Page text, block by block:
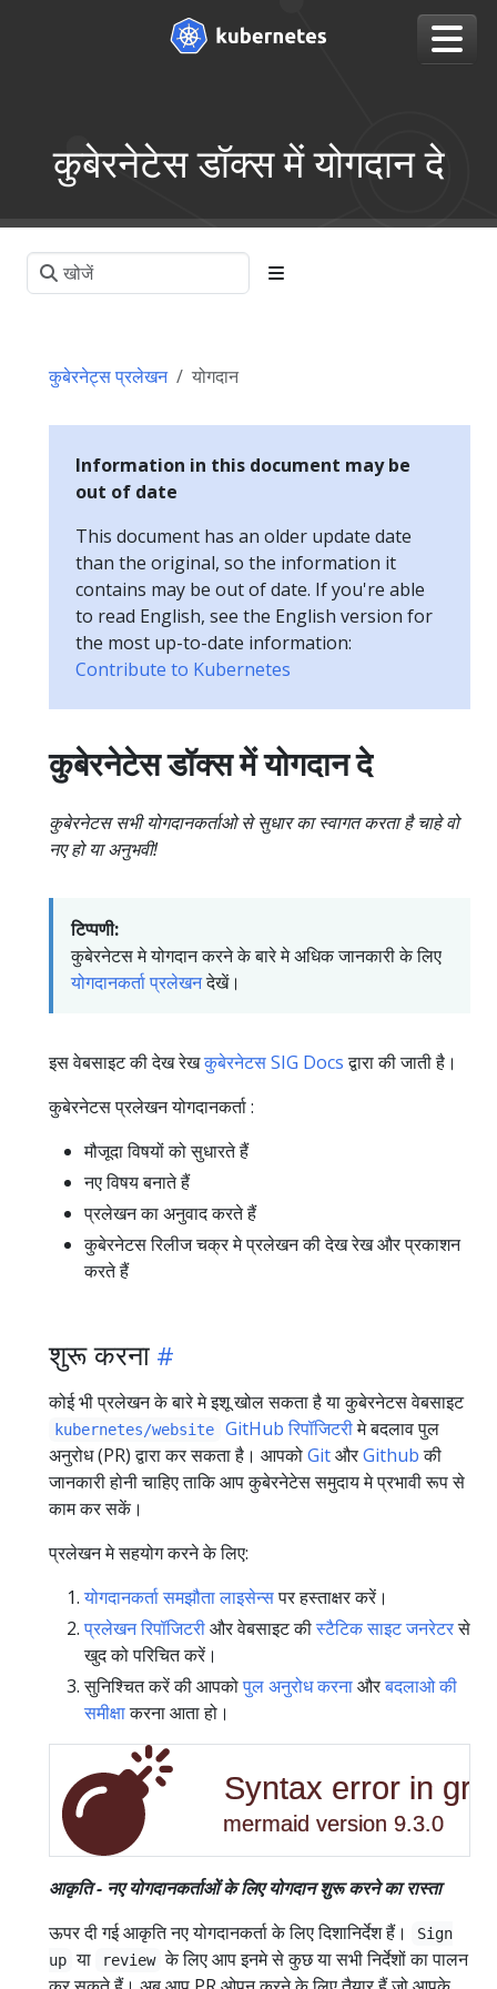
कुबेरनेटेस डॉक्स में योगदान दे
कुबेरनेट्स प्रलेखन योगदान
Information in this document may be
out of date
This document has an older update date
than the original, so the information it
contains may be out of date. If you're able
to read English, see the English version for
the most up-to-date information:
Contribute to Kubernetes
कुबेरनेटेस डॉक्स में योगदान दे
कुबेरनेटस सभी योगदानकर्ताओ से सुधार का स्वागत करता है चाहे वो
नए हो या अनुभवी!
टिप्पणी:
कुबेरनेटस मे योगदान करने के बारे मे अधिक जानकारी के लिए
योगदानकर्ता प्रलेखनदेखें।
इस वेबसाइट की देख रेखकुबेरनेटस SIG Docsद्वारा की जाती है।
कुबेरनेटस प्रलेखन योगदानकर्ता :
मौजूदा विषयों को सुधारते हैं
नए विषय बनाते हैं
प्रलेखन का अनुवाद करते हैं
कुबेरनेटस रिलीज चक्र मे प्रलेखन की देख रेख और प्रकाशन
करते हैं
शुरू करना
कोई भी प्रलेखन के बारे मे इशू खोल सकता है या कुबेरनेटस वेबसाइट
kubernetes/website GitHub रिपॉजिटरीमे बदलाव पुल
अनुरोध (PR) द्वारा कर सकता है। आपकोGitऔरGithubकी
जानकारी होनी चाहिए ताकि आप कुबेरनेटेस समुदाय मे प्रभावी रूप से
काम कर सकें।
प्रलेखन मे सहयोग करने के लिए:
योगदानकर्ता समझौता लाइसेन्सपर हस्ताक्षर करें।
प्रलेखन रिपॉजिटरीऔर वेबसाइट कीस्टैटिक साइट जनरेटरसे
खुद को परिचित करें।
सुनिश्चित करें की आपकोपुल अनुरोध करनाऔरबदलाओ की
समीक्षाकरना आता हो।
Syntax error in
mermaid version 9.3.0
आकृति - नए योगदानकर्ताओं के लिए योगदान शुरू करने का रास्ता
ऊपर दी गई आकृति नए योगदानकर्ता के लिए दिशानिर्देश हैं।
Sign
up या review के लिए आप इनमे से कुछ या सभी निर्देशों का पालन